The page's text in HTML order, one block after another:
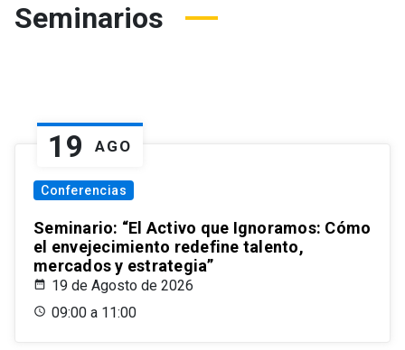
Seminarios
19 AGO
Conferencias
Seminario: “El Activo que Ignoramos: Cómo
el envejecimiento redefine talento,
mercados y estrategia”
19 de Agosto de 2026
09:00 a 11:00